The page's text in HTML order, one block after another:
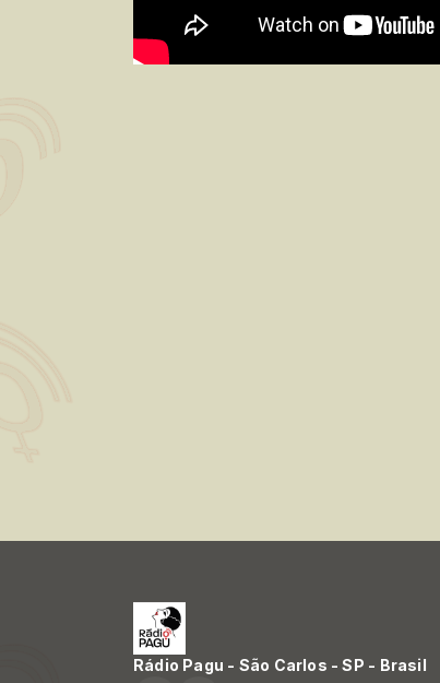
Rádio Pagu - São Carlos - SP - Brasil